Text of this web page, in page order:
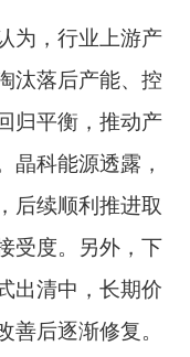
为，行业上游产
汰落后产能、控
归平衡，推动产
晶科能源透露，
后续顺利推进取
受度。另外，下
出清中，长期价
后逐渐修复。